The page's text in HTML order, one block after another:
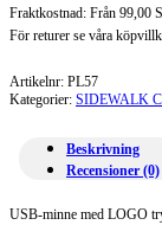
Fraktkostnad: Från 99,00
För returer se våra
Artikelnr: PL57
Kategorier: SIDEWALK
Beskrivning
Recensioner (0)
USB-minne med LOGO